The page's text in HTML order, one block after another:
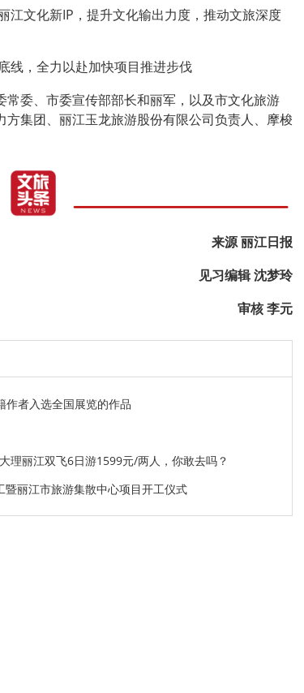
江文化新IP，提升文化输出力度，推动文旅深度
线，全力以赴加快项目推进步伐
委、市委宣传部部长和丽军，以及市文化旅游
集团、丽江玉龙旅游股份有限公司负责人、摩梭
来源 丽江日报
见习编辑 沈梦玲
审核 李元
作者入选全国展览的作品
理丽江双飞6日游1599元/两人，你敢去吗？
丽江市旅游集散中心项目开工仪式